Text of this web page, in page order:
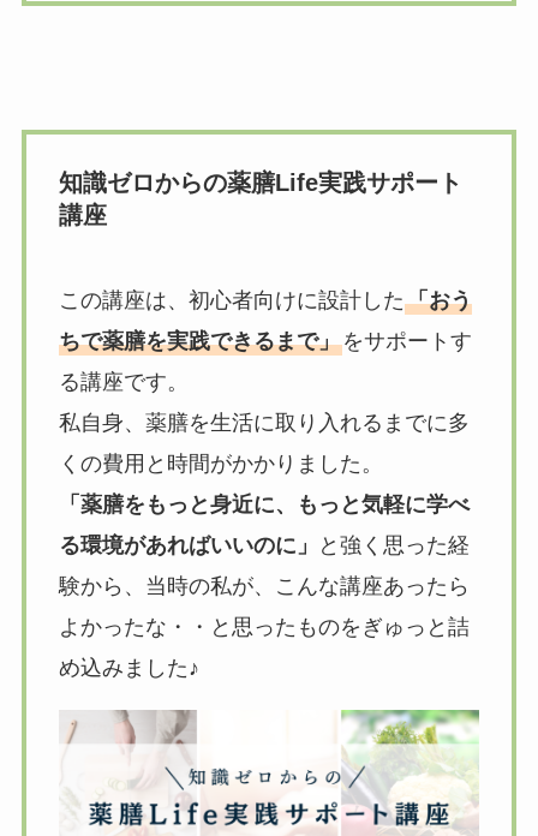
知識ゼロからの薬膳Life実践サポート
講座
この講座は、初心者向けに設計した「おう
ちで薬膳を実践できるまで」をサポートす
る講座です。
私自身、薬膳を生活に取り入れるまでに多
くの費用と時間がかかりました。
「薬膳をもっと身近に、もっと気軽に学べ
る環境があればいいのに」
と強く思った経
験から、当時の私が、こんな講座あったら
よかったな・・と思ったものをぎゅっと詰
め込みました♪